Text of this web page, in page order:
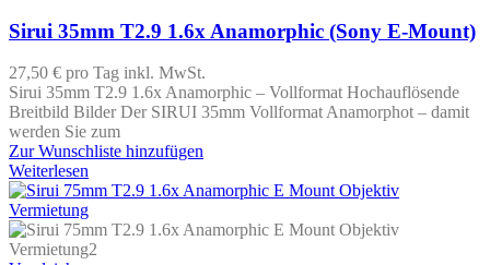
Sirui 35mm T2.9 1.6x Anamorphic (Sony E-Mount)
27,50 € pro Tag inkl. MwSt.
Sirui 35mm T2.9 1.6x Anamorphic – Vollformat Hochauflösende
Breitbild Bilder Der SIRUI 35mm Vollformat Anamorphot – damit
werden Sie zum
Zur Wunschliste hinzufügen
Weiterlesen